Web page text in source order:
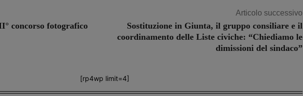
concorso fotografico
Articolo successivo
Sostituzione in Giunta, il gruppo consiliare e il
coordinamento delle Liste civiche: “Chiediamo le
dimissioni del sindaco”
[rp4wp limit=4]